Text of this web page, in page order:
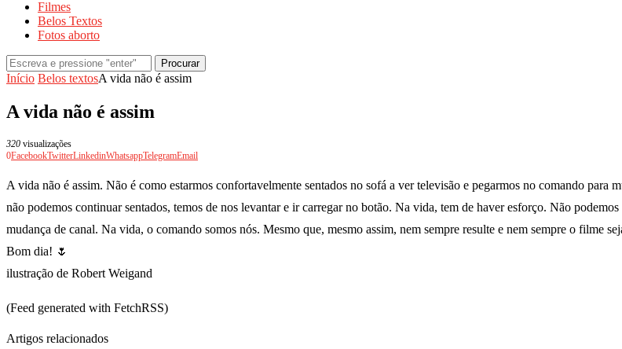
Filmes
Belos Textos
Fotos aborto
Procurar
Início Belos textosA vida não é assim
A vida não é assim
320 visualizações
0FacebookTwitterLinkedinWhatsappTelegramEmail
A vida não é assim. Não é como estarmos confortavelmente sentados no sofá a ver televisão e pegarmos no comando para
não podemos continuar sentados, temos de nos levantar e ir carregar no botão. Na vida, tem de haver esforço. Não
mudança de canal. Na vida, o comando somos nós. Mesmo que, mesmo assim, nem sempre resulte e nem sempre o filme
Bom dia! 🌷
ilustração de Robert Weigand
(Feed generated with FetchRSS)
Artigos relacionados